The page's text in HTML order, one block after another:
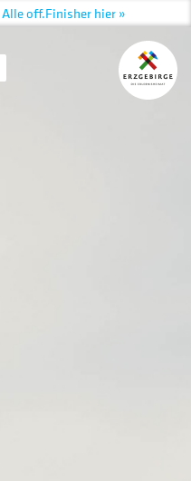
Alleoff.Finisher hier »